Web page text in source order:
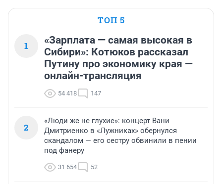
ТОП 5
1
«Зарплата — самая высокая в
Сибири»: Котюков рассказал
Путину про экономику края —
онлайн-трансляция
54 418 147
2
«Люди же не глухие»: концерт Вани
Дмитриенко в «Лужниках» обернулся
скандалом — его сестру обвинили в пении
под фанеру
31 654 52